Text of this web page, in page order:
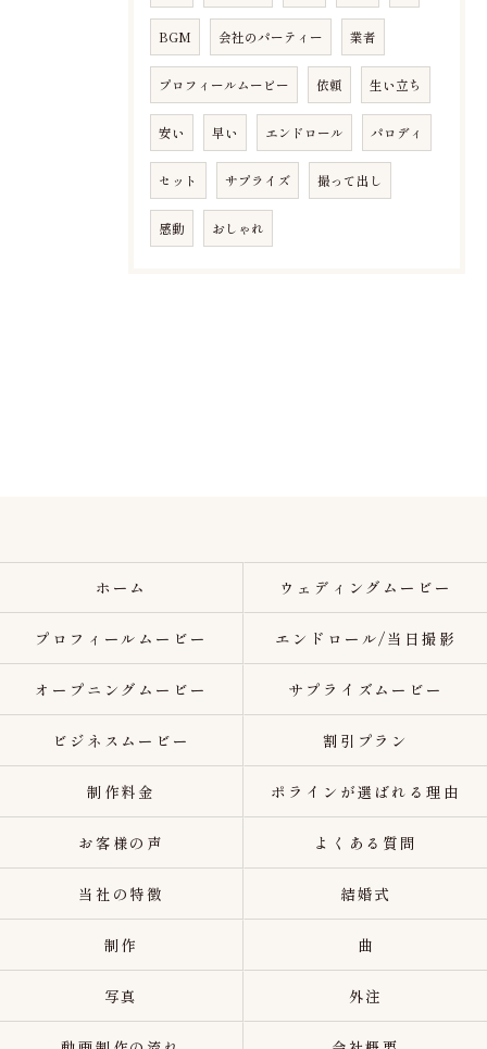
BGM 会社のパーティー 業者
プロフィールムービー 依頼 生い立ち
安い 早い エンドロール パロディ
セット サプライズ 撮って出し
感動 おしゃれ
ホーム ウェディングムービー
プロフィールムービー エンドロール/当日撮影
オープニングムービー サプライズムービー
ビジネスムービー 割引プラン
制作料金 ポラインが選ばれる理由
お客様の声 よくある質問
当社の特徴 結婚式
制作 曲
写真 外注